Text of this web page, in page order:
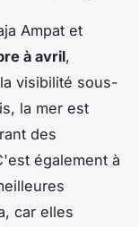
Ampat et
à avril,
visibilité sous-
la mer est
des
également à
car elles